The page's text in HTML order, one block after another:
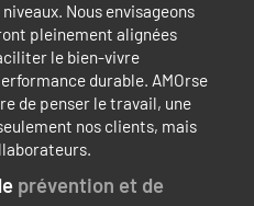
Nous envisageons
pleinement alignées
le bien-vivre
durable. AMOrse
de penser le travail, une
nos clients, mais
prévention et de